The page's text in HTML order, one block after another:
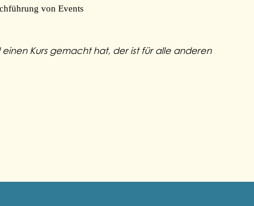
von Events
einen Kurs gemacht hat, der ist für alle anderen